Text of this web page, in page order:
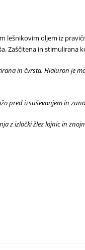
lešnikovim oljem iz
Zaščitena in stimulirana
in čvrsta. Hialuron je
pred izsuševanjem in
z izločki žlez lojnic in